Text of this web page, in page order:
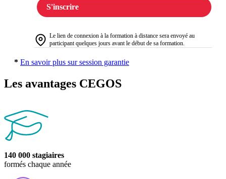
S'inscrire
Le lien de connexion à la formation à distance sera envoyé au
participant quelques jours avant le début de sa formation.
* En savoir plus sur session garantie
Les avantages CEGOS
140 000 stagiaires
formés chaque année